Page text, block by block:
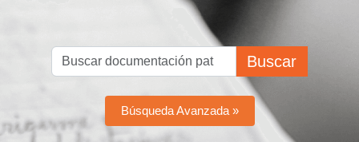
Buscar
Búsqueda Avanzada »